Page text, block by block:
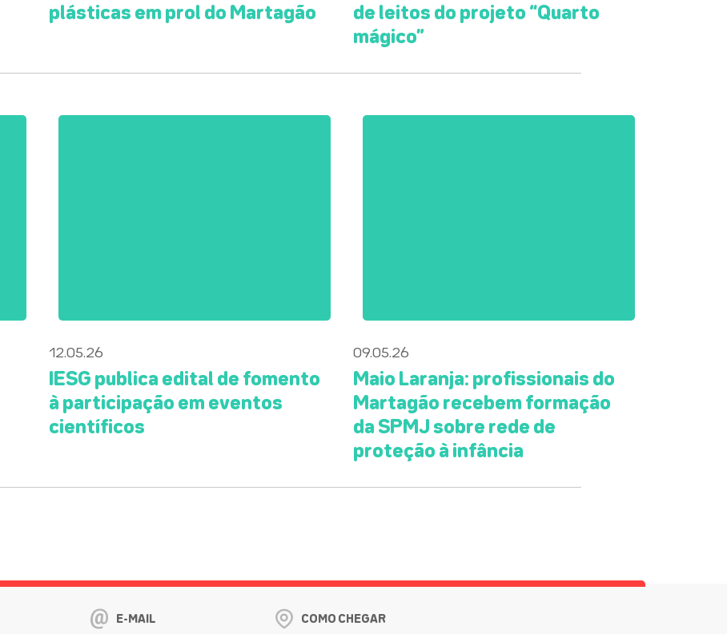
plásticas em prol do Martagão
de leitos do projeto “Quarto
mágico”
12.05.26
IESG publica edital de fomento
à participação em eventos
científicos
09.05.26
Maio Laranja: profissionais do
Martagão recebem formação
da SPMJ sobre rede de
proteção à infância
E-MAIL COMO CHEGAR